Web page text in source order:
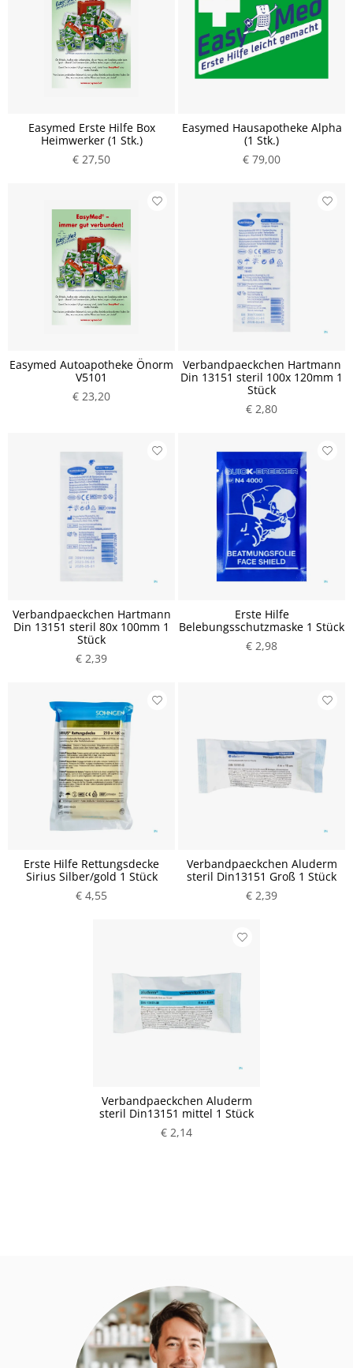
Easymed Erste Hilfe Box
Heimwerker (1 Stk.)
€ 27,50
Easymed Hausapotheke Alpha
(1 Stk.)
€ 79,00
Easymed Autoapotheke Önorm
V5101
€ 23,20
Verbandpaeckchen Hartmann
Din 13151 steril 100x 120mm 1
Stück
€ 2,80
Verbandpaeckchen Hartmann
Din 13151 steril 80x 100mm 1
Stück
€ 2,39
Erste Hilfe
Belebungsschutzmaske 1 Stück
€ 2,98
Erste Hilfe Rettungsdecke
Sirius Silber/gold 1 Stück
€ 4,55
Verbandpaeckchen Aluderm
steril Din13151 Groß 1 Stück
€ 2,39
Verbandpaeckchen Aluderm
steril Din13151 mittel 1 Stück
€ 2,14